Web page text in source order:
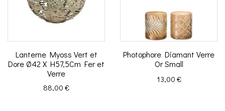
Lanterne Myoss Vert et
Dore Ø42 X H57,5Cm Fer et
Verre
Prix
88,00 €
Photophore Diamant Verre
Or Small
Prix
13,00 €